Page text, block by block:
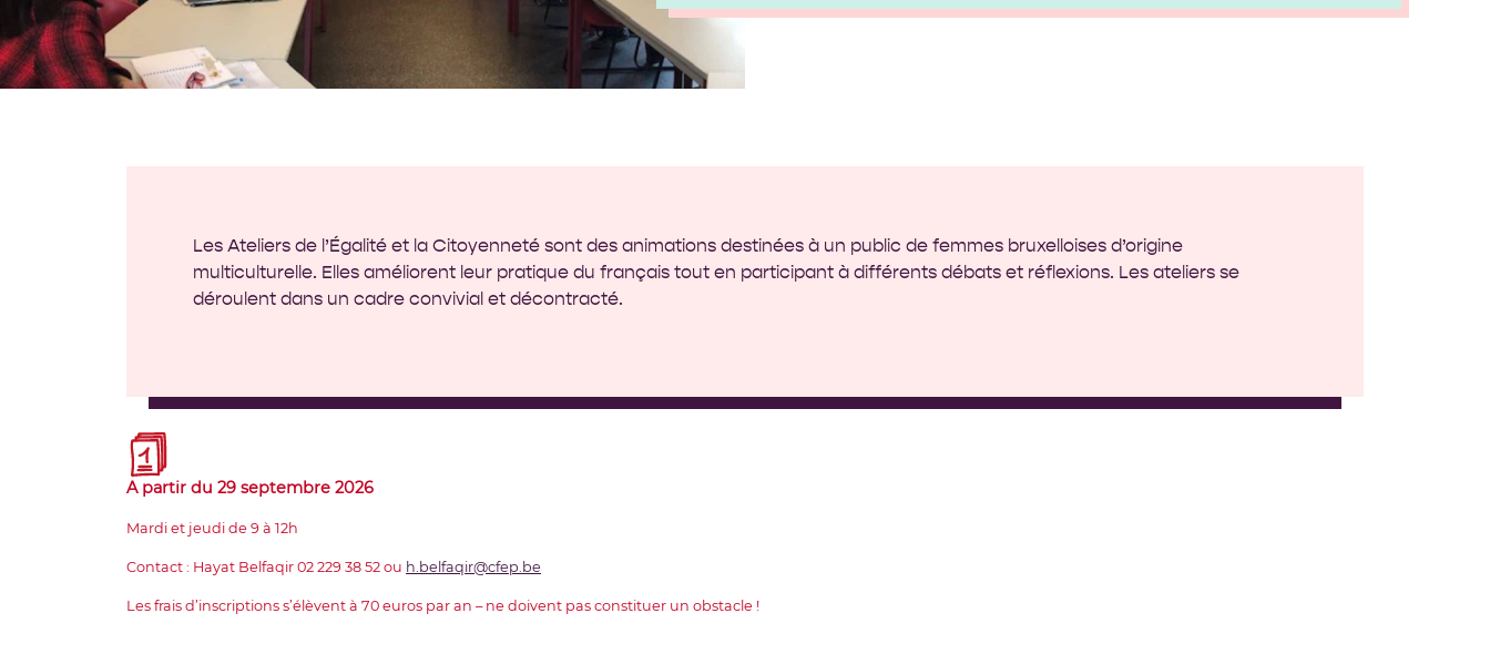
Les Ateliers de l’Égalité et la Citoyenneté sont des animations destinées à un public de femmes bruxelloises d’origine
multiculturelle. Elles améliorent leur pratique du français tout en participant à différents débats et réflexions. Les ateliers se
déroulent dans un cadre convivial et décontracté.
A partir du 29 septembre 2026
Mardi et jeudi de 9 à 12h
Contact : Hayat Belfaqir 02 229 38 52 ou h.belfaqir@cfep.be
Les frais d’inscriptions s’élèvent à 70 euros par an – ne doivent pas constituer un obstacle !